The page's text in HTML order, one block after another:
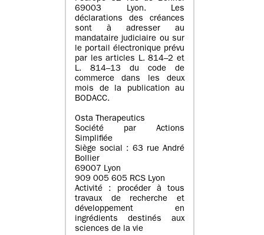
69003 Lyon. Les
déclarations des créances
sont à adresser au
mandataire judiciaire ou sur
le portail électronique prévu
par les articles L. 814–2 et
L. 814–13 du code de
commerce dans les deux
mois de la publication au
BODACC.
Osta Therapeutics
Société par Actions
Simplifiée
Siège social : 63 rue André
Bollier
69007 Lyon
909 005 605 RCS Lyon
Activité : procéder à tous
travaux de recherche et
développement en
ingrédients destinés aux
sciences de la vie